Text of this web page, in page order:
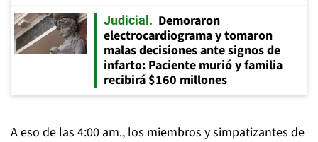
Judicial
Demoraron
electrocardiograma y tomaron
malas decisiones ante signos de
infarto: Paciente murió y familia
recibirá $160 millones
A eso de las 4:00 am., los miembros y simpatizantes de